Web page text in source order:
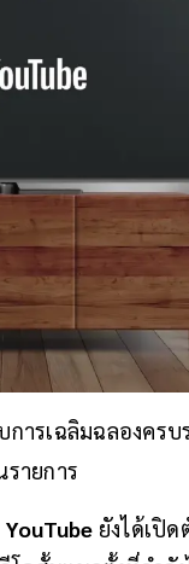
ารเฉลิมฉลองคร
ายการ
YouTube ยังได้เปิ